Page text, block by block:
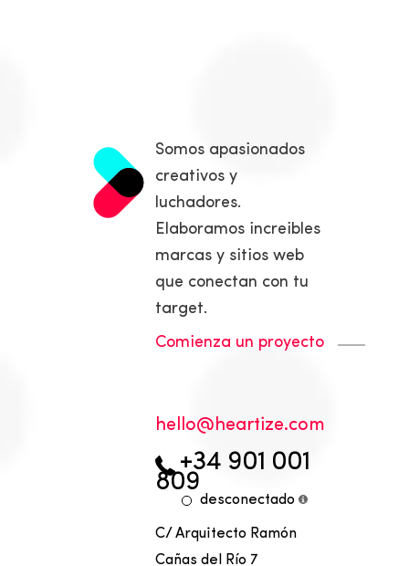
Somos apasionados
creativos y
luchadores.
Elaboramos increibles
marcas y sitios web
que conectan con tu
target.
Comienza un proyecto
moc.ezitraeh@
olleh
+34 901 001
809
desconectado
C/ Arquitecto Ramón
Cañas del Río 7